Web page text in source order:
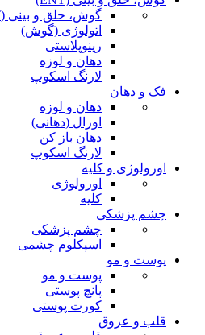
گوش، حلق و بینی (ENT)
اتولوژی (گوش)
رینوپلاستی
دهان و لوزه
لارنگ اسکوپ
فک و دهان
دهان و لوزه
اورال (دهانی)
دهان باز کن
لارنگ اسکوپ
اورولوژی و کلیه
اورولوژی
کلیه
چشم پزشکی
چشم پزشکی
اسپکلوم چشمی
پوست و مو
پوست و مو
پانچ پوستی
کورت پوستی
قلب و عروق